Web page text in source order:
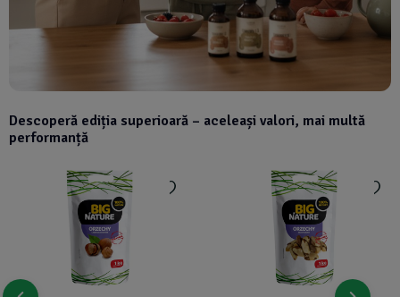
Descoperă ediția superioară – aceleași valori, mai multă
performanță